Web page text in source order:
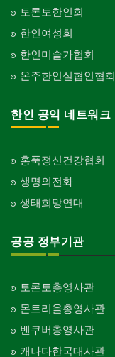
토론토한인회
한인여성회
한인미술가협회
온주한인실협인협회
한인 공익 네트워크
홍푹정신건강협회
생명의전화
생태희망연대
공공 정부기관
토론토총영사관
몬트리올총영사관
벤쿠버총영사관
캐나다한국대사관